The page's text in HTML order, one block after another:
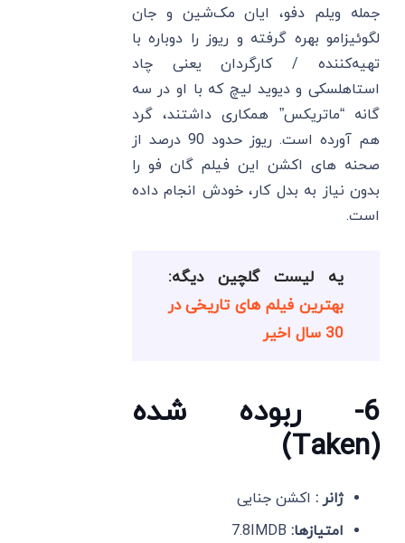
جمله ویلم دفو، ایان مک‌شین و جان
لگوئیزامو بهره گرفته و ریوز را دوباره با
تهیه‌کننده / کارگردان یعنی چاد
استاهلسکی و دیوید لیچ که با او در سه‌
گانه “ماتریکس” همکاری داشتند، گرد
هم آورده است. ریوز حدود 90 درصد از
صحنه های اکشن این فیلم گان فو را
بدون نیاز به بدل کار، خودش انجام داده
است.
یه لیست گلچین دیگه:
بهترین فیلم های تاریخی در
30 سال اخیر
6- ربوده شده
(Taken)
ژانر : اکشن جنایی
امتیازها: 7.8IMDB